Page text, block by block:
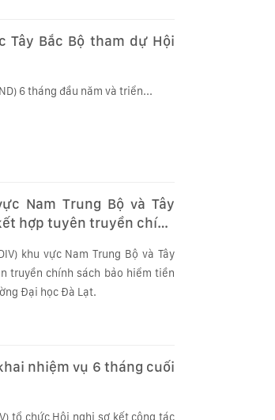
Tây Bắc Bộ tham dự Hội
6 tháng đầu năm và triển...
Nam Trung Bộ và Tây
hợp tuyên truyền chính
khu vực Nam Trung Bộ và Tây
truyền chính sách bảo hiểm tiền
Đại học Đà Lạt.
nhiệm vụ 6 tháng cuối
tổ chức Hội nghị sơ kết công tác